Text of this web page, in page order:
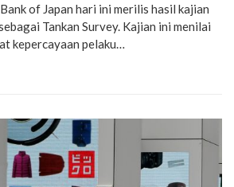
of Japan hari ini merilis hasil kajian
Tankan Survey. Kajian ini menilai
kepercayaan pelaku…